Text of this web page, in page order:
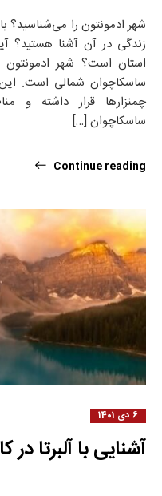
شهر ادمونتون را می‌شناسید؟
زندگی در آن آشنا هستید؟
استان است؟ شهر ادمونتون
ساسکاچوان شمالی است.
چمنزارها قرار داشته و
ساسکاچوان […]
Continue reading
6 دی 1401
آشنایی با آلبرتا در